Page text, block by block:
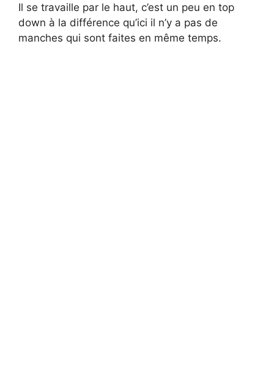
Il se travaille par le haut, c’est un peu en top
down à la différence qu’ici il n’y a pas de
manches qui sont faites en même temps.